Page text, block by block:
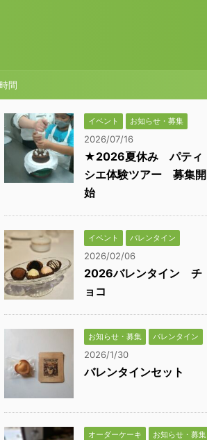
間
イベント お知らせ・募集
2026/07/16
★2026夏休み パティ
シエ体験ツアー 募集開
始
イベント バレンタイン
2026/02/06
2026バレンタイン チ
ョコ
お知らせ・募集 バレンタイン
2026/1/30
バレンタインセット
オーダーケーキ お知らせ・募集